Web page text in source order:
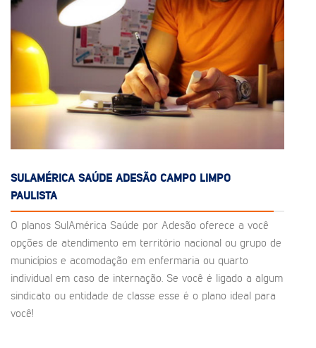
SULAMÉRICA SAÚDE ADESÃO CAMPO LIMPO
PAULISTA
O planos SulAmérica Saúde por Adesão oferece a você
opções de atendimento em território nacional ou grupo de
municípios e acomodação em enfermaria ou quarto
individual em caso de internação. Se você é ligado a algum
sindicato ou entidade de classe esse é o plano ideal para
você!